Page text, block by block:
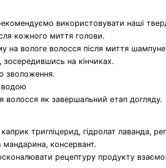
використовувати наші
кожного миття голови.
на вологе волосся після миття
зосередившись на кінчиках.
зволоження.
водою
як завершальний етап догляду.
тригліцерид, гідролат лаванда,
мандарина, консервант.
рецептуру продукту